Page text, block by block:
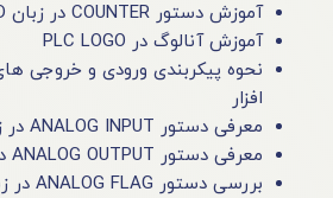
آموزش دستور COUNTER در زبان FBD
آموزش آنالوگ در PLC LOGO
نحوه پیکربندی ورودی و خروجی
افزار
معرفی دستور ANALOG INPUT در زبان FBD
معرفی دستور ANALOG OUTPUT در زبان FBD
بررسی دستور ANALOG FLAG در زبان FBD